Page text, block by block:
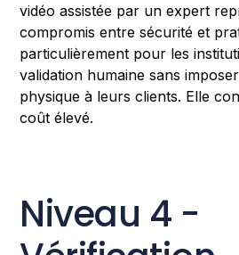
vidéo assistée par un expert
compromis entre sécurité et
particulièrement pour les
validation humaine sans
physique à leurs clients. Elle
coût élevé.
Niveau 4 -